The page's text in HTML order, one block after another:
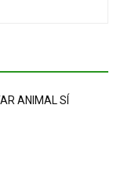
ANIMAL SÍ